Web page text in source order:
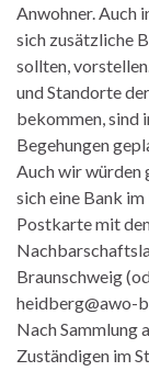
Anwohner. Auch
sich zusätzliche
sollten,
und Standorte
bekommen, sind
Begehungen
Auch wir würden
sich eine Bank
Postkarte mit
Braunschweig
heidberg@awo-
Nach Sammlung
Zuständigen im